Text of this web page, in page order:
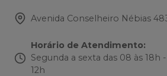
Avenida Conselheiro Nébias
Horário de Atendimento:
Segunda a sexta das 08 às 18h
12h